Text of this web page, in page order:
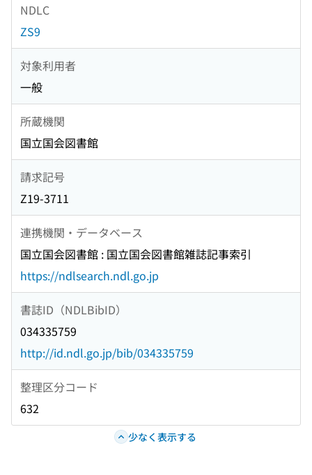
NDLC
ZS9
対象利用者
一般
所蔵機関
国立国会図書館
請求記号
Z19-3711
連携機関・データベース
国立国会図書館 : 国立国会図書館雑誌記事索引
https://ndlsearch.ndl.go.jp
書誌ID（NDLBibID）
034335759
http://id.ndl.go.jp/bib/034335759
整理区分コード
632
少なく表示する